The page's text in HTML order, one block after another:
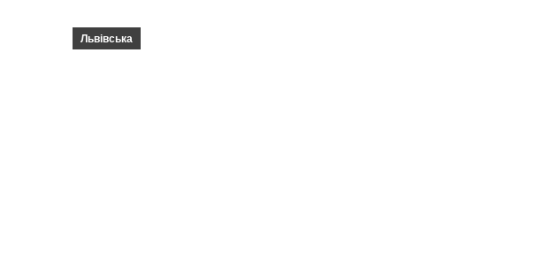
Львівська